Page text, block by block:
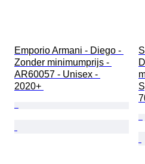
Emporio Armani - Diego -
Zonder minimumprijs -
AR60057 - Unisex -
2020+